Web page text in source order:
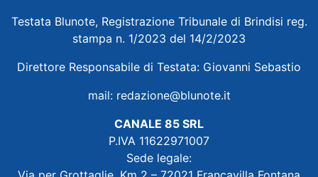
Testata Blunote, Registrazione Tribunale di Brindisi reg.
stampa n. 1/2023 del 14/2/2023
Direttore Responsabile di Testata: Giovanni Sebastio
mail: redazione@blunote.it
CANALE 85 SRL
P.IVA 11622971007
Sede legale: